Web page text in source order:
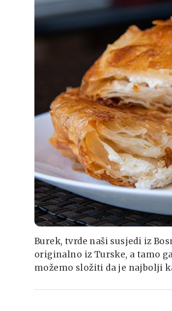
Burek, tvrde naši susjedi iz
originalno iz Turske, a tamo
možemo složiti da je najbolji